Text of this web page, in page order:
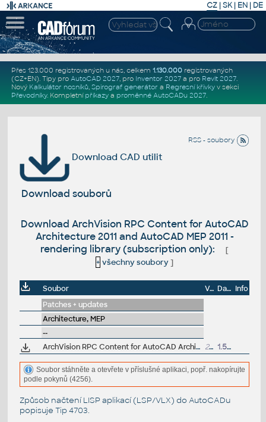
CZ | SK| EN | DE
Přes 123.000 registrovaných u nás, celkem 1.130.000registrovaných
(CZ+EN). Tipy pro AutoCAD 2027, pro Inventor 2027a pro Revit 2027.
Nový Kalkulátor nosníků, Spirograf generátor a Regresní křivkyv sekci
Převodníky. Kompletní příkazya proměnné AutoCADu 2027.
RSS - soubory
Download CAD utilit
Download souborů
Download ArchVision RPC Content for AutoCAD
Architecture 2011 and AutoCAD MEP 2011 -
rendering library (subscription only):
[
+ všechny soubory]
Soubor Velikost Datum Info
Patches + updates
Architecture, MEP
--
ArchVision RPC Content for AutoCAD Architecture 2011 and AutoCAD MEP 2011 - rendering library (subscription only) 226MB 1.5.2010
Soubor stáhněte a otevřete v příslušné aplikaci, popř. nakopírujte
podle pokynů (4256).
Způsob načtení LISP aplikací (LSP/VLX) do AutoCADu
popisuje Tip 4703.